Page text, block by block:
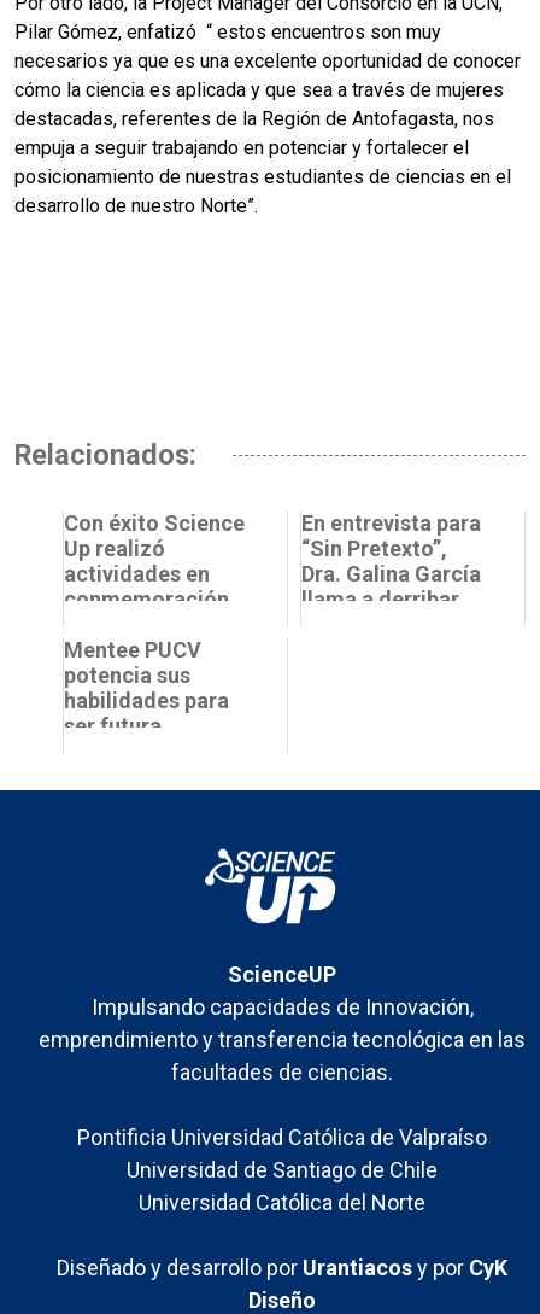
Pilar Gómez, enfatizó “ estos encuentros son muy
necesarios ya que es una excelente oportunidad de conocer
cómo la ciencia es aplicada y que sea a través de mujeres
destacadas, referentes de la Región de Antofagasta, nos
empuja a seguir trabajando en potenciar y fortalecer el
posicionamiento de nuestras estudiantes de ciencias en el
desarrollo de nuestro Norte”.
Relacionados:
Con éxito Science
Up realizó
actividades en
conmemoración
Internacional de la
Creatividad y ...
En entrevista para
“Sin Pretexto”,
Dra. Galina García
llama a derribar
Mentee PUCV
potencia sus
habilidades para
ser futura
ScienceUP
Impulsando capacidades de Innovación,
emprendimiento y transferencia tecnológica en las
facultades de ciencias.
Pontificia Universidad Católica de Valpraíso
Universidad de Santiago de Chile
Universidad Católica del Norte
Diseñado y desarrollo por Urantiacosy por CyK
Diseño